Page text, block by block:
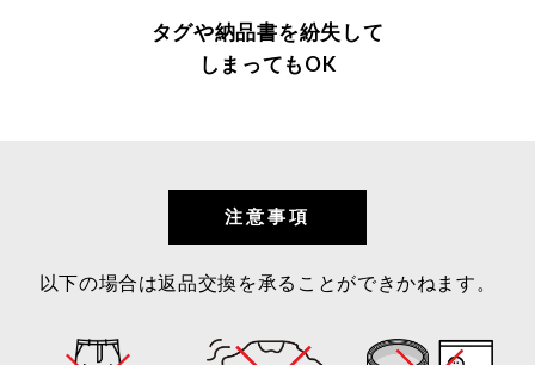
タグや納品書を紛失して
しまってもOK
注意事項
以下の場合は返品交換を承ることができかねます。